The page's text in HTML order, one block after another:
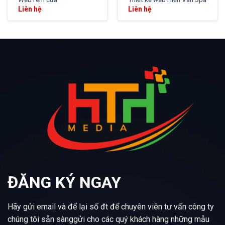
Liên hệ
Liên hệ
ĐĂNG KÝ NGAY
Hãy gửi email và để lại số đt để chuyên viên tư vấn công ty
chúng tôi sẵn sànggửi cho các quý khách hàng những mẫu